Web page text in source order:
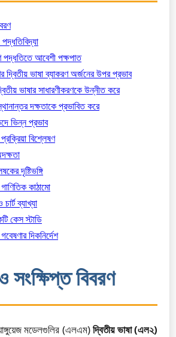
পদ্ধতিতে আবেশী পক্ষপাত
দ্বিতীয় ভাষা ব্যাকরণ অর্জনের উপর প্রভাব
ভাষার সাধারণীকরণকে উন্নীত করে
দক্ষতাকে প্রভাবিত করে
ভিন্ন প্রভাব
বিশ্লেষণ
দৃষ্টিভঙ্গি
কাঠামো
ব্যাখ্যা
কেস স্টাডি
দিকনির্দেশ
বিবরণ
মডেলগুলির (এলএম)দ্বিতীয় ভাষা (এল২)